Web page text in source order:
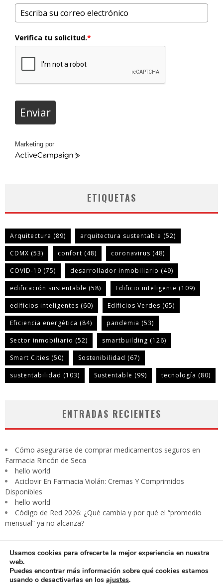
Verifica tu solicitud.*
Enviar
Marketing por
ActiveCampaign
ETIQUETAS
Arquitectura (89) arquitectura sustentable (52)
CDMX (53) confort (48) coronavirus (48)
COVID-19 (75) desarrollador inmobiliario (49)
edificación sustentable (58) Edificio inteligente (109)
edificios inteligentes (60) Edificios Verdes (65)
Eficiencia energética (84) pandemia (53)
Sector inmobiliario (52) smartbuilding (126)
Smart Cities (50) Sostenibilidad (67)
sustentabilidad (103) Sustentable (99) tecnología (80)
ENTRADAS RECIENTES
Cómo asegurarse de comprar medicamentos seguros en
Farmacia Rincón de Seca
hello world
Aciclovir En Farmacia Violán: Cremas Y Comprimidos
Disponibles
hello world
Código de Red 2026: ¿Qué cambia y por qué el “promedio
mensual” ya no alcanza?
Usamos cookies para ofrecerte la mejor experiencia en nuestra
web.
Puedes encontrar más información sobre qué cookies estamos
usando o desactivarlas en los ajustes.